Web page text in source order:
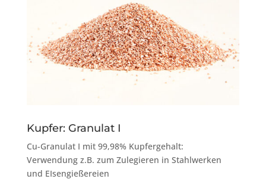
Kupfer: Granulat I
Cu-Granulat I mit 99,98% Kupfergehalt:
Verwendung z.B. zum Zulegieren in Stahlwerken
und EIsengießereien